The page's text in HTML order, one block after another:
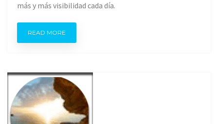
más y más visibilidad cada día.
READ MORE